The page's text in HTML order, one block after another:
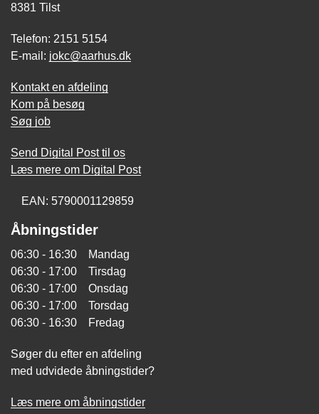
8381 Tilst
Telefon: 2151 5154
E-mail: jokc@aarhus.dk
Kontakt en afdeling
Kom på besøg
Søg job
Send Digital Post til os
Læs mere om Digital Post
EAN: 5790001129859
Åbningstider
06:30 - 16:30 Mandag
06:30 - 17:00 Tirsdag
06:30 - 17:00 Onsdag
06:30 - 17:00 Torsdag
06:30 - 16:30 Fredag
Søger du efter en afdeling
med udvidede åbningstider?
Læs mere om åbningstider